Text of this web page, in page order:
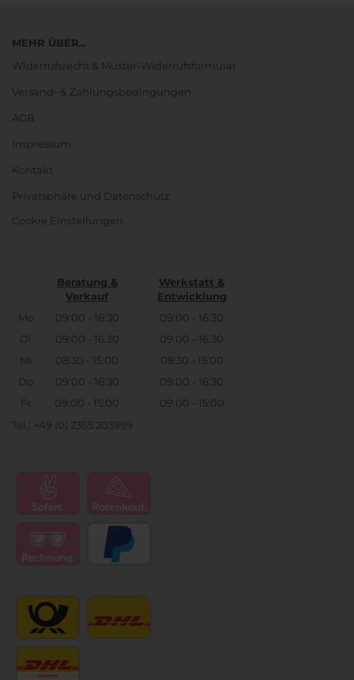
MEHR ÜBER...
Widerrufsrecht & Muster-Widerrufsformular
Versand- & Zahlungsbedingungen
AGB
Impressum
Kontakt
Privatsphäre und Datenschutz
Cookie Einstellungen
Beratung &
Verkauf
Werkstatt &
Entwicklung
Mo
09:00 - 16:30
09:00 - 16:30
Di
09:00 - 16:30
09:00 - 16:30
Mi
08:30 - 15:00
08:30 - 15:00
Do
09:00 - 16:30
09:00 - 16:30
Fr
09:00 - 15:00
09:00 - 15:00
Tel.: +49 (0) 2365 203999